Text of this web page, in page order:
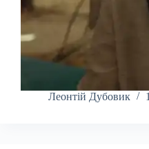
Леонтій Дубовик